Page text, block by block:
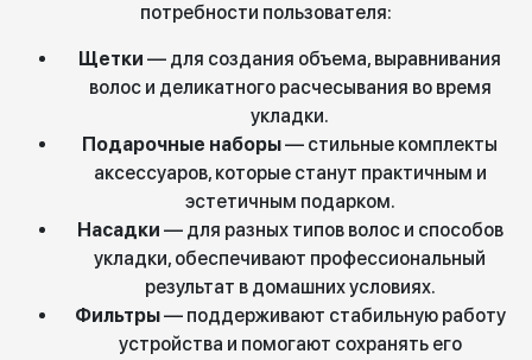
потребности пользователя:
Щетки — для создания объема, выравнивания
волос и деликатного расчесывания во время
укладки.
Подарочные наборы— стильные комплекты
аксессуаров, которые станут практичным и
эстетичным подарком.
Насадки — для разных типов волос и способов
укладки, обеспечивают профессиональный
результат в домашних условиях.
Фильтры— поддерживают стабильную работу
устройства и помогают сохранять его